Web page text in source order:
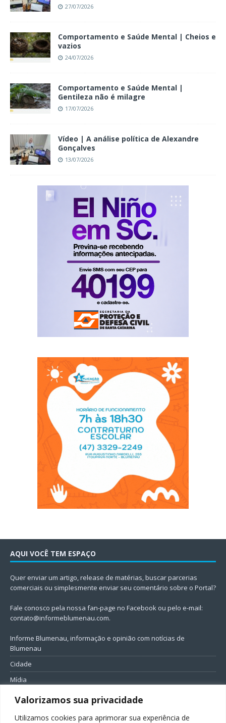
Valorizamos sua privacidade
Utilizamos cookies para aprimorar sua experiência de
27/07/2026
Comportamento e Saúde Mental | Cheios e
vazios
24/07/2026
Comportamento e Saúde Mental |
Gentileza não é milagre
17/07/2026
Vídeo | A análise política de Alexandre
Gonçalves
13/07/2026
AQUI VOCÊ TEM ESPAÇO
Quer enviar um artigo, release de matérias, buscar parcerias
comerciais ou simplesmente enviar seu comentário sobre o Portal?
Fale conosco pela nossa fan-page no Facebook ou pelo e-mail:
contato@informeblumenau.com.
Informe Blumenau, informação e opinião com notícias de
Blumenau
Cidade
Mídia
Entretenimento